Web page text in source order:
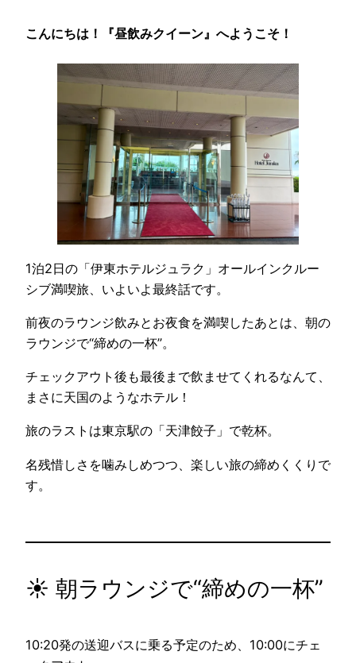
こんにちは！『昼飲みクイーン』へようこそ！
1泊2日の「伊東ホテルジュラク」オールインクルー
シブ満喫旅、いよいよ最終話です。
前夜のラウンジ飲みとお夜食を満喫したあとは、朝の
ラウンジで“締めの一杯”。
チェックアウト後も最後まで飲ませてくれるなんて、
まさに天国のようなホテル！
旅のラストは東京駅の「天津餃子」で乾杯。
名残惜しさを噛みしめつつ、楽しい旅の締めくくりで
す。
☀️ 朝ラウンジで“締めの一杯”
10:20発の送迎バスに乗る予定のため、10:00にチェ